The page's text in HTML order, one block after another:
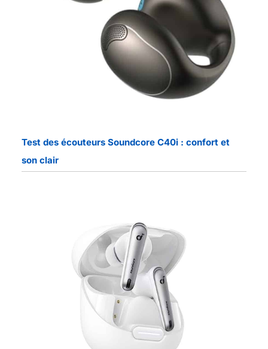
Test des écouteurs Soundcore C40i : confort et
son clair